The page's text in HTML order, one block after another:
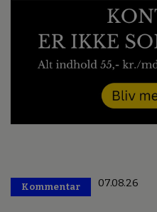
Kommentar 07.08.26